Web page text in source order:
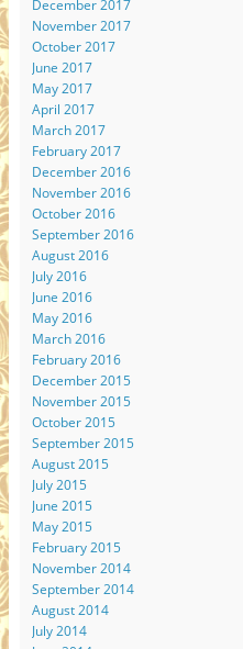
December 2017
November 2017
October 2017
June 2017
May 2017
April 2017
March 2017
February 2017
December 2016
November 2016
October 2016
September 2016
August 2016
July 2016
June 2016
May 2016
March 2016
February 2016
December 2015
November 2015
October 2015
September 2015
August 2015
July 2015
June 2015
May 2015
February 2015
November 2014
September 2014
August 2014
July 2014